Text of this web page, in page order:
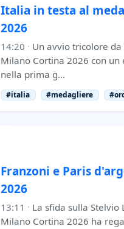
Italia in testa al
2026
14:20 · Un avvio tricolore
Milano Cortina 2026 con
nella prima g…
#italia #medagliere
Franzoni e Paris
2026
13:11 · La sfida sulla
Milano Cortina 2026 ha